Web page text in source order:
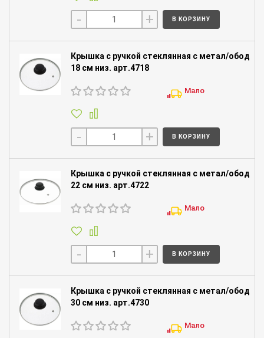
- + В КОРЗИНУ
Крышка с ручкой стеклянная с метал/обод
18 см низ. арт.4718
Мало
- + В КОРЗИНУ
Крышка с ручкой стеклянная с метал/обод
22 см низ. арт.4722
Мало
- + В КОРЗИНУ
Крышка с ручкой стеклянная с метал/обод
30 см низ. арт.4730
Мало